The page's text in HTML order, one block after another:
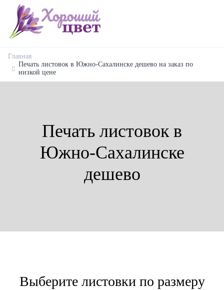
Главная
Печать листовок в Южно-Сахалинске дешево на заказ по
низкой цене
Печать листовок в
Южно-Сахалинске
дешево
Выберите листовки по размеру